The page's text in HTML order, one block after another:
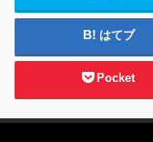
はてブ
Pocket